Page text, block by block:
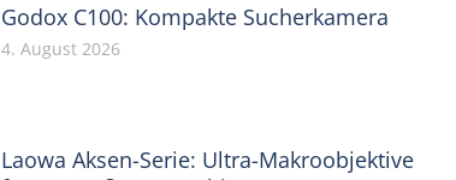
Godox C100: Kompakte Sucherkamera
4. August 2026
Laowa Aksen-Serie: Ultra-Makroobjektive